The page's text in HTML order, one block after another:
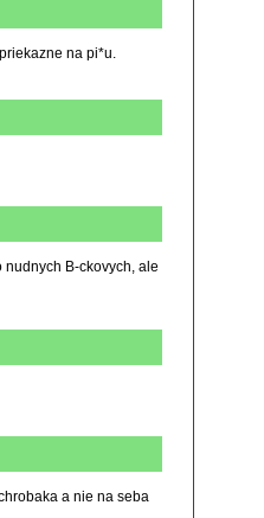
na pi*u.
B-ckovych, ale
a nie na seba